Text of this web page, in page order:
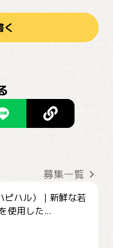
く
募集一覧
ピハル）｜新鮮な若
使用した...